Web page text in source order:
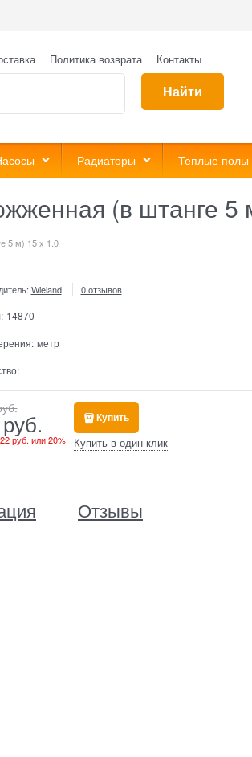
Политика возврата Контакты
Найти
Радиаторы Теплые полы
(в штанге 5
5 м) 15 x 1.0
Wieland 0 отзывов
14870
метр
руб. или20%
Купить
Купить в один клик
Отзывы